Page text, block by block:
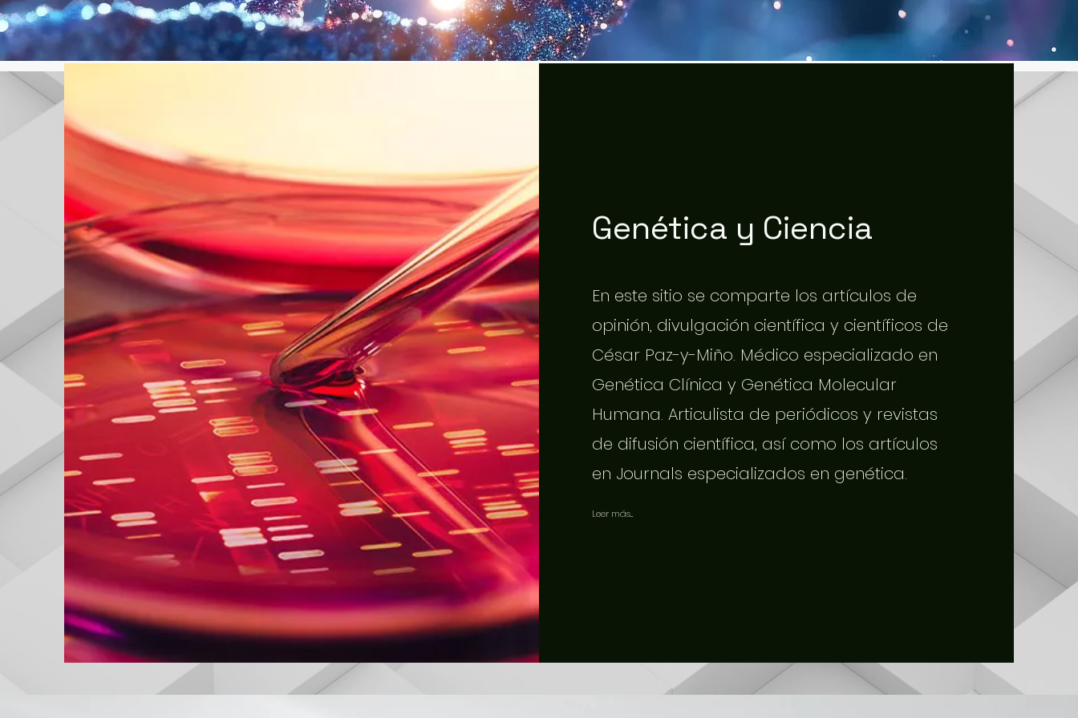
Genética y Ciencia
En este sitio se comparte los artículos de
opinión, divulgación científica y científicos de
César Paz-y-Miño. Médico especializado en
Genética Clínica y Genética Molecular
Humana. Articulista de periódicos y revistas
de difusión científica, así como los artículos
en Journals especializados en genética.
Leer más...